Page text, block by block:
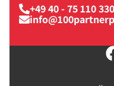
+49 40 - 75 110 330